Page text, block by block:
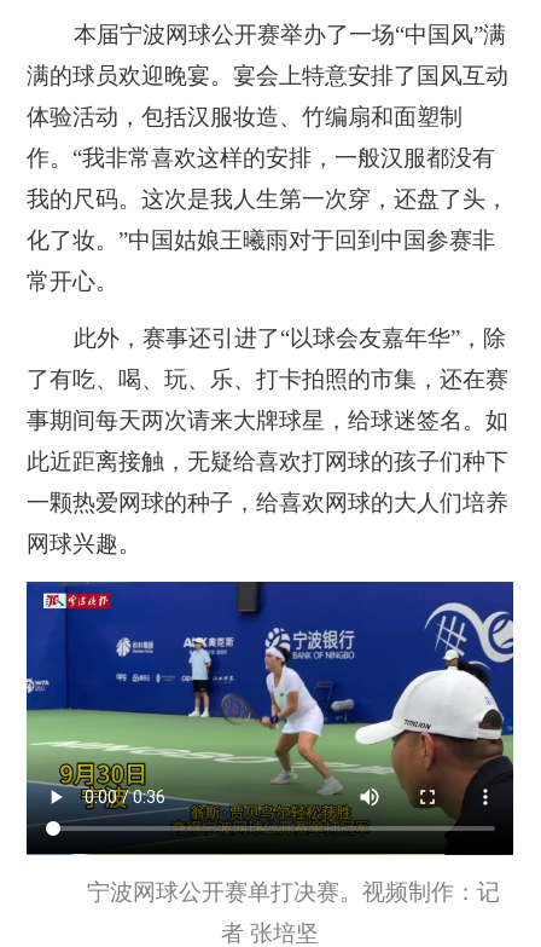
本届宁波网球公开赛举办了一场“中国风”满
满的球员欢迎晚宴。宴会上特意安排了国风互动
体验活动，包括汉服妆造、竹编扇和面塑制
作。“我非常喜欢这样的安排，一般汉服都没有
我的尺码。这次是我人生第一次穿，还盘了头，
化了妆。”中国姑娘王曦雨对于回到中国参赛非
常开心。
此外，赛事还引进了“以球会友嘉年华”，除
了有吃、喝、玩、乐、打卡拍照的市集，还在赛
事期间每天两次请来大牌球星，给球迷签名。如
此近距离接触，无疑给喜欢打网球的孩子们种下
一颗热爱网球的种子，给喜欢网球的大人们培养
网球兴趣。
宁波网球公开赛单打决赛。视频制作：记
者 张培坚